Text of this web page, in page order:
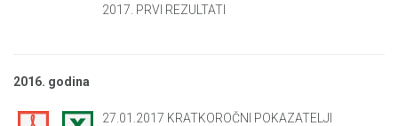
2017. PRVI REZULTATI
2016. godina
27.01.2017 KRATKOROČNI POKAZATELJI